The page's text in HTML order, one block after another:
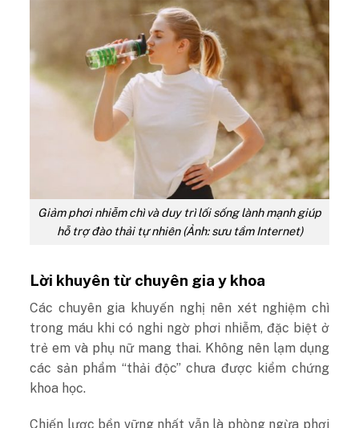
Giảm phơi nhiễm chì và duy trì lối sống lành mạnh giúp
hỗ trợ đào thải tự nhiên (Ảnh: sưu tầm Internet)
Lời khuyên từ chuyên gia y khoa
Các chuyên gia khuyến nghị nên xét nghiệm chì
trong máu khi có nghi ngờ phơi nhiễm, đặc biệt ở
trẻ em và phụ nữ mang thai. Không nên lạm dụng
các sản phẩm “thải độc” chưa được kiểm chứng
khoa học.
Chiến lược bền vững nhất vẫn là phòng ngừa phơi